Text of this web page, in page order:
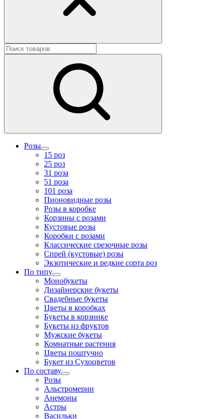
Розы
15 роз
25 роз
31 роза
51 роза
101 роза
Пионовидные розы
Розы в коробке
Корзины с розами
Кустовые розы
Коробки с розами
Классические срезочные розы
Спрей (кустовые) розы
Экзотические и редкие сорта роз
По типу
Монобукеты
Дизайнерские букеты
Свадебные букеты
Цветы в коробках
Букеты в корзинке
Букеты из фруктов
Мужские букеты
Комнатные растения
Цветы поштучно
Букет из Сухоцветов
По составу
Розы
Альстромерии
Анемоны
Астры
Васильки